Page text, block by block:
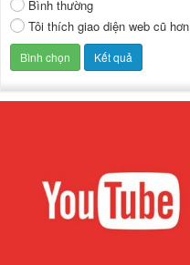
Bình thường
Tôi thích giao diện web cũ hơn